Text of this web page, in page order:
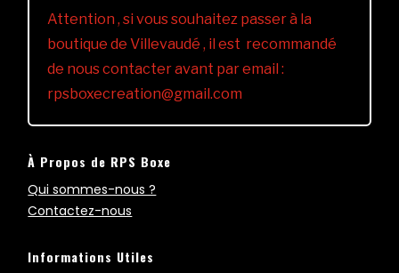
Attention , si vous souhaitez passer à la
boutique de Villevaudé , il est recommandé
de nous contacter avant par email :
rpsboxecreation@gmail.com
À Propos de RPS Boxe
Qui sommes-nous ?
Contactez-nous
Informations Utiles